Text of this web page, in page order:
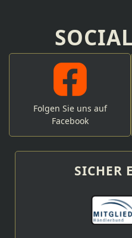
Folgen Sie uns auf
Facebook
SICHER